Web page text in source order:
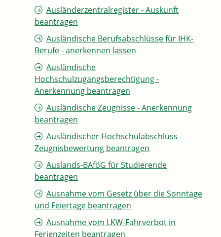
Ausländerzentralregister - Auskunft
beantragen
Ausländische Berufsabschlüsse für IHK-
Berufe - anerkennen lassen
Ausländische
Hochschulzugangsberechtigung -
Anerkennung beantragen
Ausländische Zeugnisse - Anerkennung
beantragen
Ausländischer Hochschulabschluss -
Zeugnisbewertung beantragen
Auslands-BAföG für Studierende
beantragen
Ausnahme vom Gesetz über die Sonntage
und Feiertage beantragen
Ausnahme vom LKW-Fahrverbot in
Ferienzeiten beantragen